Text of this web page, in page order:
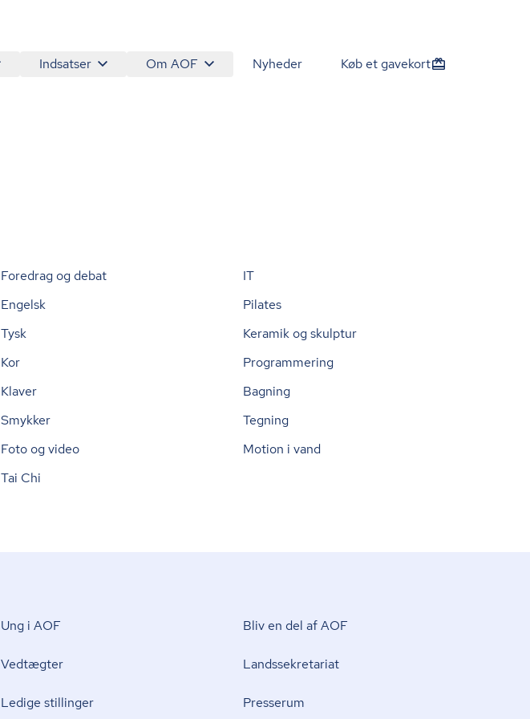
Indsatser Om AOF Nyheder Køb et gavekort
Foredrag og debat
IT
Engelsk
Pilates
Tysk
Keramik og skulptur
Kor
Programmering
Klaver
Bagning
Smykker
Tegning
Foto og video
Motion i vand
Tai Chi
Ung i AOF
Vedtægter
Ledige stillinger
Bliv en del af AOF
Lands­se­kre­ta­ri­at
Presserum